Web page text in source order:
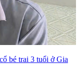
bé trai 3 tuổi ở Gia